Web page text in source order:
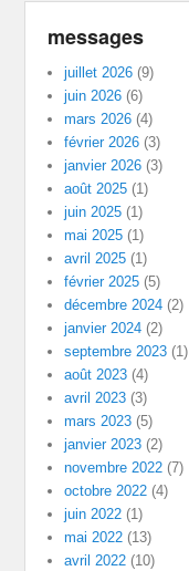
messages
juillet 2026 (9)
juin 2026 (6)
mars 2026 (4)
février 2026 (3)
janvier 2026 (3)
août 2025 (1)
juin 2025 (1)
mai 2025 (1)
avril 2025 (1)
février 2025 (5)
décembre 2024 (2)
janvier 2024 (2)
septembre 2023 (1)
août 2023 (4)
avril 2023 (3)
mars 2023 (5)
janvier 2023 (2)
novembre 2022 (7)
octobre 2022 (4)
juin 2022 (1)
mai 2022 (13)
avril 2022 (10)